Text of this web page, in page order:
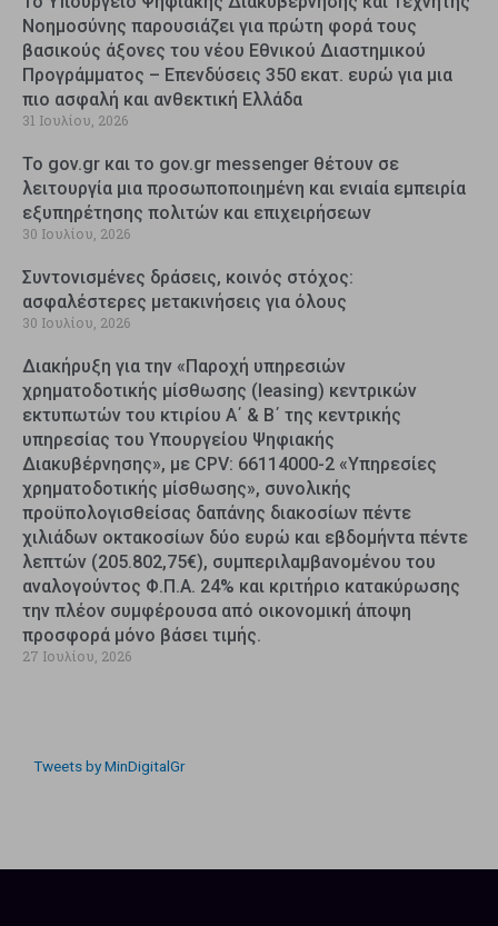
Νοημοσύνης παρουσιάζει για πρώτη φορά τους
βασικούς άξονες του νέου Εθνικού Διαστημικού
Προγράμματος – Επενδύσεις 350 εκατ. ευρώ για μια
πιο ασφαλή και ανθεκτική Ελλάδα
31 Ιουλίου, 2026
Το gov.gr και το gov.gr messenger θέτουν σε
λειτουργία μια προσωποποιημένη και ενιαία εμπειρία
εξυπηρέτησης πολιτών και επιχειρήσεων
30 Ιουλίου, 2026
Συντονισμένες δράσεις, κοινός στόχος:
ασφαλέστερες μετακινήσεις για όλους
30 Ιουλίου, 2026
Διακήρυξη για την «Παροχή υπηρεσιών
χρηματοδοτικής μίσθωσης (leasing) κεντρικών
εκτυπωτών του κτιρίου Α΄ & Β΄ της κεντρικής
υπηρεσίας του Υπουργείου Ψηφιακής
Διακυβέρνησης», με CPV: 66114000-2 «Υπηρεσίες
χρηματοδοτικής μίσθωσης», συνολικής
προϋπολογισθείσας δαπάνης διακοσίων πέντε
χιλιάδων οκτακοσίων δύο ευρώ και εβδομήντα πέντε
λεπτών (205.802,75€), συμπεριλαμβανομένου του
αναλογούντος Φ.Π.Α. 24% και κριτήριο κατακύρωσης
την πλέον συμφέρουσα από οικονομική άποψη
προσφορά μόνο βάσει τιμής.
27 Ιουλίου, 2026
Tweets by MinDigitalGr